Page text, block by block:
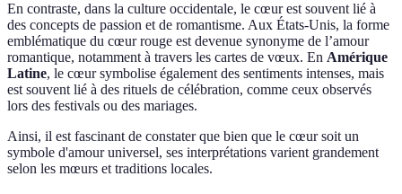
En contraste, dans la culture occidentale, le cœur est souvent lié à
des concepts de passion et de romantisme. Aux États-Unis, la forme
emblématique du cœur rouge est devenue synonyme de l’amour
romantique, notamment à travers les cartes de vœux. En Amérique
Latine, le cœur symbolise également des sentiments intenses, mais
est souvent lié à des rituels de célébration, comme ceux observés
lors des festivals ou des mariages.
Ainsi, il est fascinant de constater que bien que le cœur soit un
symbole d'amour universel, ses interprétations varient grandement
selon les mœurs et traditions locales.